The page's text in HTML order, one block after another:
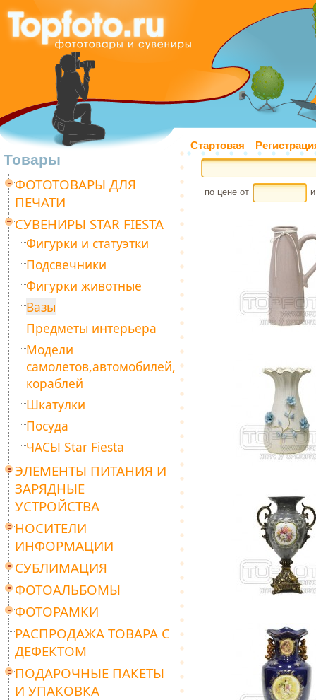
Стартовая
Товары
ФОТОТОВАРЫ ДЛЯ
ПЕЧАТИ
СУВЕНИРЫ STAR FIESTA
Фигурки и статуэтки
Подсвечники
Фигурки животные
Вазы
Предметы интерьера
Модели
самолетов,автомобилей,
кораблей
Шкатулки
Посуда
ЧАСЫ Star Fiesta
ЭЛЕМЕНТЫ ПИТАНИЯ И
ЗАРЯДНЫЕ
УСТРОЙСТВА
НОСИТЕЛИ
ИНФОРМАЦИИ
СУБЛИМАЦИЯ
ФОТОАЛЬБОМЫ
ФОТОРАМКИ
РАСПРОДАЖА ТОВАРА С
ДЕФЕКТОМ
ПОДАРОЧНЫЕ ПАКЕТЫ
И УПАКОВКА
по цене от